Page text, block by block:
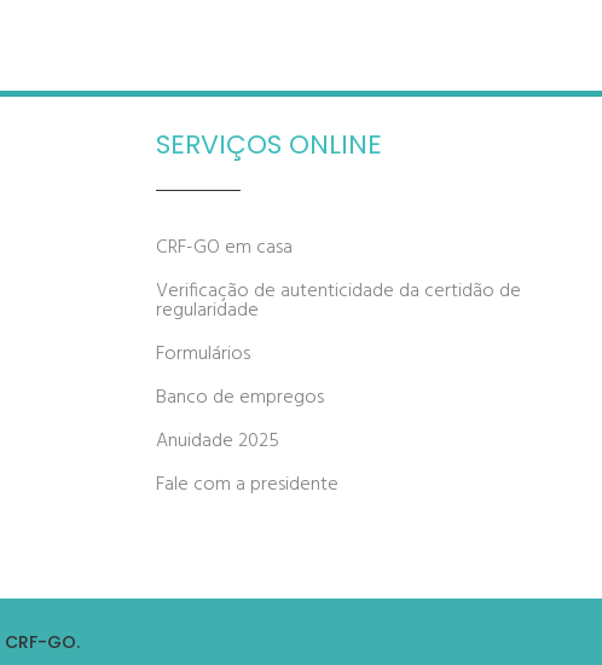
SERVIÇOS ONLINE
CRF-GO em casa
Verificação de autenticidade da certidão de
regularidade
Formulários
Banco de empregos
Anuidade 2025
Fale com a presidente
CRF-GO.